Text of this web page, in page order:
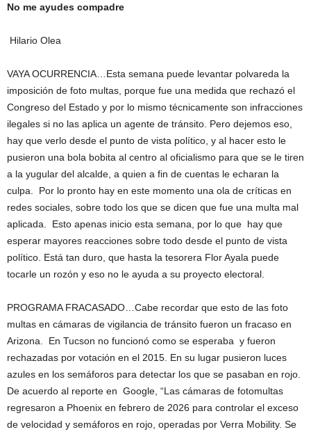
No me ayudes compadre
Hilario Olea
VAYA OCURRENCIA…Esta semana puede levantar polvareda la
imposición de foto multas, porque fue una medida que rechazó el
Congreso del Estado y por lo mismo técnicamente son infracciones
ilegales si no las aplica un agente de tránsito. Pero dejemos eso,
hay que verlo desde el punto de vista político, y al hacer esto le
pusieron una bola bobita al centro al oficialismo para que se le tiren
a la yugular del alcalde, a quien a fin de cuentas le echaran la
culpa. Por lo pronto hay en este momento una ola de críticas en
redes sociales, sobre todo los que se dicen que fue una multa mal
aplicada. Esto apenas inicio esta semana, por lo que hay que
esperar mayores reacciones sobre todo desde el punto de vista
político. Está tan duro, que hasta la tesorera Flor Ayala puede
tocarle un rozón y eso no le ayuda a su proyecto electoral.
PROGRAMA FRACASADO…Cabe recordar que esto de las foto
multas en cámaras de vigilancia de tránsito fueron un fracaso en
Arizona. En Tucson no funcionó como se esperaba y fueron
rechazadas por votación en el 2015. En su lugar pusieron luces
azules en los semáforos para detectar los que se pasaban en rojo.
De acuerdo al reporte en Google, “Las cámaras de fotomultas
regresaron a Phoenix en febrero de 2026 para controlar el exceso
de velocidad y semáforos en rojo, operadas por Verra Mobility. Se